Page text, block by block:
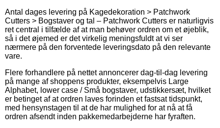
Antal dages levering på Kagedekoration > Patchwork
Cutters > Bogstaver og tal – Patchwork Cutters er naturligvis
ret central i tilfælde af at man behøver ordren om et øjeblik,
så i det øjemed er det virkelig meningsfuldt at vi ser
nærmere på den forventede leveringsdato på den relevante
vare.
Flere forhandlere på nettet annoncerer dag-til-dag levering
på mange af shoppens produkter, eksempelvis Large
Alphabet, lower case / Små bogstaver, udstikkersæt, hvilket
er betinget af at ordren laves forinden et fastsat tidspunkt,
med hensynstagen til at de har mulighed for at nå at få
ordren afsendt inden pakkemedarbejderne har fyraften.